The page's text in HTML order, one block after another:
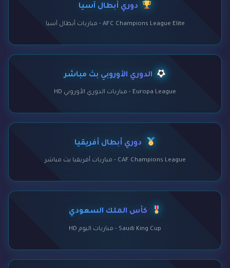
دوري أبطال آسيا
AFC Champions League Elite - مباريات أبطال آسيا
الدوري الأوروبي بث مباشر
Europa League - مباريات الدوري الأوروبي HD
دوري أبطال أفريقيا
CAF Champions League - مباريات أفريقيا بث مباشر
كأس الملك السعودي
Saudi King Cup - مباريات اليوم HD